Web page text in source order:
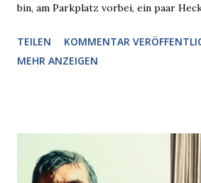
bin, am Parkplatz vorbei, ein paar
den Blick kam, mit verlockend frisch
Pizzastücken. Von links pirschte sich
Krähe und ihn an, er die Krähe und
gleichzeitig amüsiert. “Vorsicht!”,
TEILEN
KOMMENTAR
MEHR ANZEIGEN